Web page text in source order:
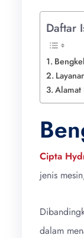
Daftar
Alamat
Cipta
jenis
dalam